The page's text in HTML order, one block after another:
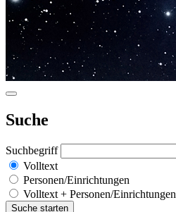
Suche
Suchbegriff
Volltext
Personen/Einrichtungen
Volltext + Personen/Einrichtungen